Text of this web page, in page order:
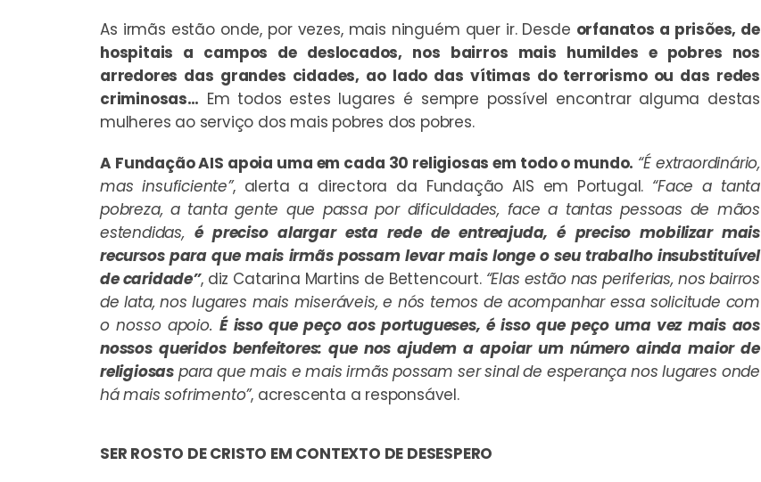
As irmãs estão onde, por vezes, mais ninguém quer ir. Desde orfanatos a prisões, de
hospitais a campos de deslocados, nos bairros mais humildes e pobres nos
arredores das grandes cidades, ao lado das vítimas do terrorismo ou das redes
criminosas… Em todos estes lugares é sempre possível encontrar alguma destas
mulheres ao serviço dos mais pobres dos pobres.
A Fundação AIS apoia uma em cada 30 religiosas em todo o mundo. “É extraordinário,
mas insuficiente”, alerta a directora da Fundação AIS em Portugal. “Face a tanta
pobreza, a tanta gente que passa por dificuldades, face a tantas pessoas de mãos
estendidas,é preciso alargar esta rede de entreajuda, é preciso mobilizar mais
recursos para que mais irmãs possam levar mais longe o seu trabalho insubstituível
de caridade”, diz Catarina Martins de Bettencourt. “Elas estão nas periferias, nos bairros
de lata, nos lugares mais miseráveis, e nós temos de acompanhar essa solicitude com
o nosso apoio.É isso que peço aos portugueses, é isso que peço uma vez mais aos
nossos queridos benfeitores: que nos ajudem a apoiar um número ainda maior de
religiosas para que mais e mais irmãs possam ser sinal de esperança nos lugares onde
há mais sofrimento”, acrescenta a responsável.
SER ROSTO DE CRISTO EM CONTEXTO DE DESESPERO